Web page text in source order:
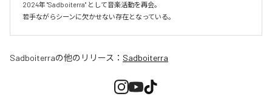
2024年 "Sadboiterra" として音楽活動を再会。
若手ながらシーンに欠かせない存在となっている。
Sadboiterraの他のリリース： Sadboiterra